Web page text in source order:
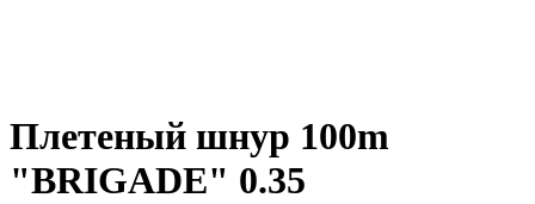
Плетеный шнур 100m
"BRIGADE" 0.35